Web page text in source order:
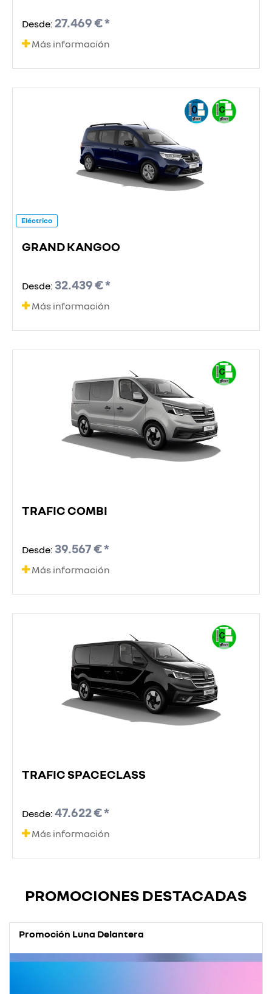
Desde: 27.469 € *
Más información
Eléctrico
GRAND KANGOO
Desde: 32.439 € *
Más información
TRAFIC COMBI
Desde: 39.567 € *
Más información
TRAFIC SPACECLASS
Desde: 47.622 € *
Más información
PROMOCIONES DESTACADAS
Promoción Luna Delantera